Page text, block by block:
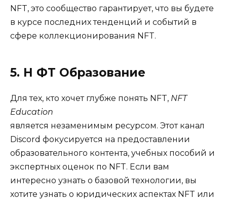
NFT, это сообщество гарантирует, что вы будете
в курсе последних тенденций и событий в
сфере коллекционирования NFT.
5. Н ФТ Образование
Для тех, кто хочет глубже понять NFT, NFT
Education
является незаменимым ресурсом. Этот канал
Discord фокусируется на предоставлении
образовательного контента, учебных пособий и
экспертных оценок по NFT. Если вам
интересно узнать о базовой технологии, вы
хотите узнать о юридических аспектах NFT или